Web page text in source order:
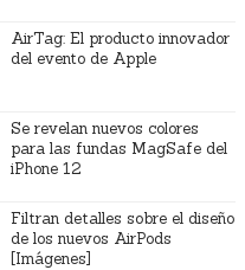
AirTag: El producto innovador
del evento de Apple
Se revelan nuevos colores
para las fundas MagSafe del
iPhone 12
Filtran detalles sobre el diseño
de los nuevos AirPods
[Imágenes]